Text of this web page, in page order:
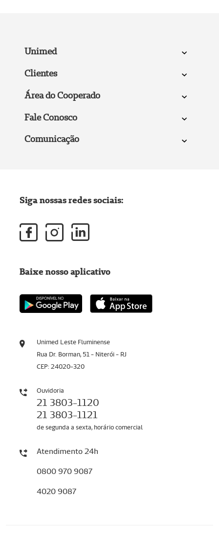
Unimed
Clientes
Área do Cooperado
Fale Conosco
Comunicação
Unimed Leste Fluminense
Rua Dr. Borman, 51 - Niterói - RJ
CEP: 24020-320
Ouvidoria
21 3803-1120
21 3803-1121
de segunda a sexta, horário comercial
Atendimento 24h
0800 970 9087
4020 9087
Siga nossas redes sociais:
Baixe nosso aplicativo